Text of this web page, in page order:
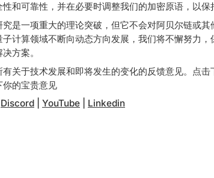
和可靠性，并在必要时调整我们的加密原语，以保
是一项重大的理论突破，但它不会对阿贝尔链或
计算领域不断向动态方向发展，我们将不懈努力
方案。
关于技术发展和即将发生的变化的反馈意见。点
你的宝贵意见
Discord |YouTube Linkedin